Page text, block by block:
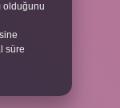
olduğunu
süre